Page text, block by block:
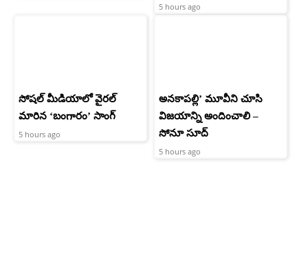
5 hours ago
సోషల్ మీడియాలో వైరల్
మారిన ‘బంగారం’ సాంగ్
5 hours ago
అనకాపల్లి’ మూవీని చూసి
విజయాన్ని అందించాలి –
సోనూ సూద్
5 hours ago